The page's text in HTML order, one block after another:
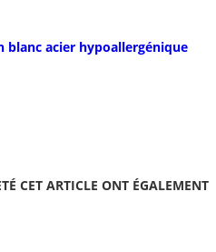
acier hypoallergénique
CET ARTICLE ONT ÉGALEMENT